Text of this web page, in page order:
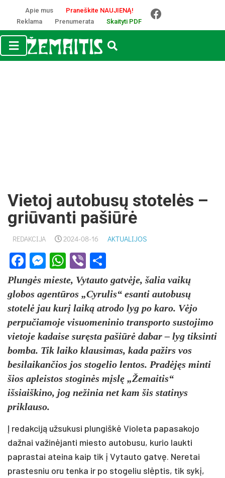
Apie mus
Praneškite NAUJIENĄ!
Reklama
Prenumerata Skaityti PDF
Vietoj autobusų stotelės –
griūvanti pašiūrė
REDAKCIJA 2024-08-16 AKTUALIJOS
Facebook
Messenger
WhatsApp
Viber
Plungės mieste, Vytauto gatvėje, šalia vaikų
globos agentūros „Cyrulis“ esanti autobusų
stotelė jau kurį laiką atrodo lyg po karo. Vėjo
perpučiamoje visuomeninio transporto sustojimo
vietoje kadaise suręsta pašiūrė dabar – lyg tiksinti
bomba. Tik laiko klausimas, kada pažirs vos
besilaikančios jos stogelio lentos. Pradėjęs minti
šios apleistos stoginės mįslę „Žemaitis“
išsiaiškino, jog nežinia net kam šis statinys
priklauso.
Į redakciją užsukusi plungiškė Violeta papasakojo
dažnai važinėjanti miesto autobusu, kurio laukti
paprastai ateina kaip tik į Vytauto gatvę. Neretai
prastesniu oru tenka ir po stogeliu slėptis, tik sykį,